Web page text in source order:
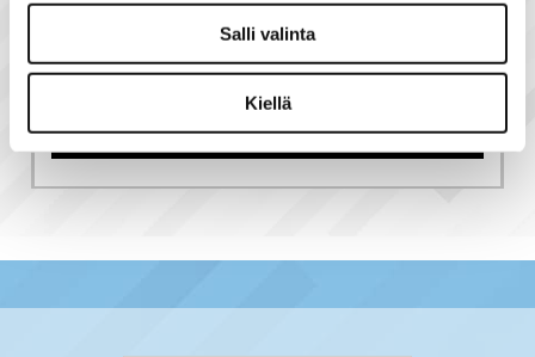
Salli valinta
Kiellä
TERMOSTAATTI
UPONOR T-145
SMATRIX
39,00 €